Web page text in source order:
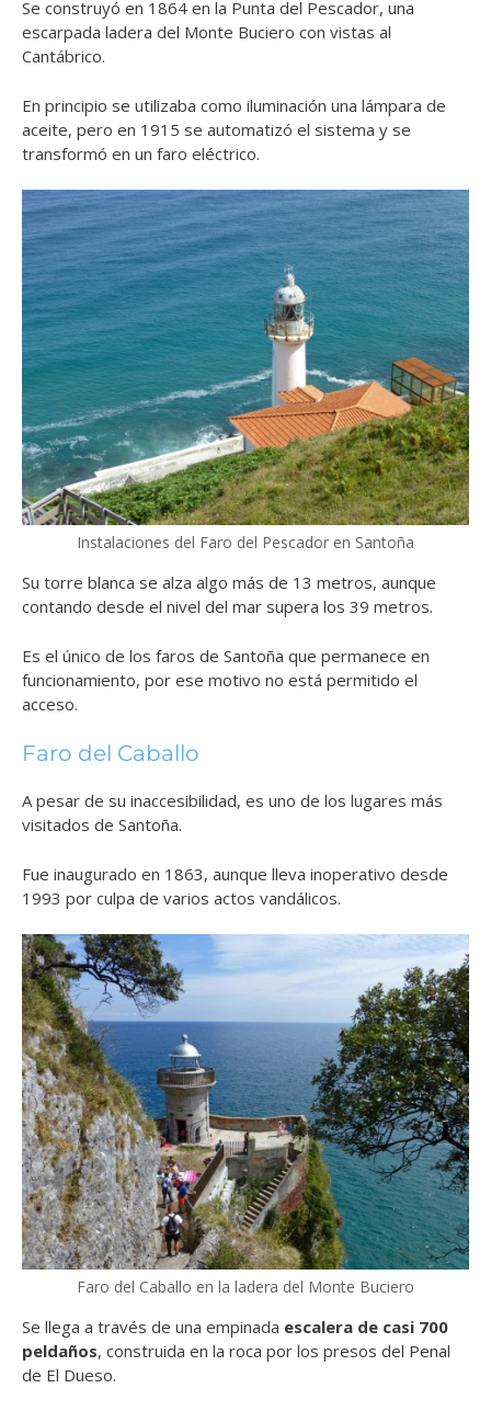
Se construyó en 1864 en la Punta del Pescador, una
escarpada ladera del Monte Buciero con vistas al
Cantábrico.
En principio se utilizaba como iluminación una lámpara de
aceite, pero en 1915 se automatizó el sistema y se
transformó en un faro eléctrico.
Instalaciones del Faro del Pescador en Santoña
Su torre blanca se alza algo más de 13 metros, aunque
contando desde el nivel del mar supera los 39 metros.
Es el único de los faros de Santoña que permanece en
funcionamiento, por ese motivo no está permitido el
acceso.
Faro del Caballo
A pesar de su inaccesibilidad, es uno de los lugares más
visitados de Santoña.
Fue inaugurado en 1863, aunque lleva inoperativo desde
1993 por culpa de varios actos vandálicos.
Faro del Caballo en la ladera del Monte Buciero
Se llega a través de una empinada escalera de casi 700
peldaños, construida en la roca por los presos del Penal
de El Dueso.